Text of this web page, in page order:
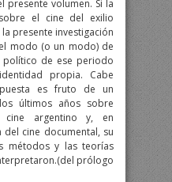
presente volumen. Si la
el cine del exilio
presente investigación
modo (o un modo) de
político de ese periodo
propia. Cabe
es fruto de un
últimos años sobre
cine argentino y, en
cine documental, su
métodos y las teorías
prólogo